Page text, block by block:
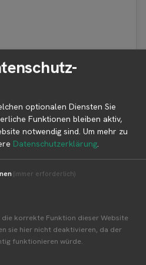
Icon auf der Karte aus.
von AGRAR
Erntezeiten der
von AGRAR GmbH "Dresdner
oder wetterbedingte
optionalen Diensten Sie
Funktionen bleiben aktiv,
notwendig sind. Um mehr zu
Datenschutzerklärung.
(immer erforderlich)
die korrekte Funktion dieser Website
sie hier nicht deaktivieren, da der
funktionieren würde.